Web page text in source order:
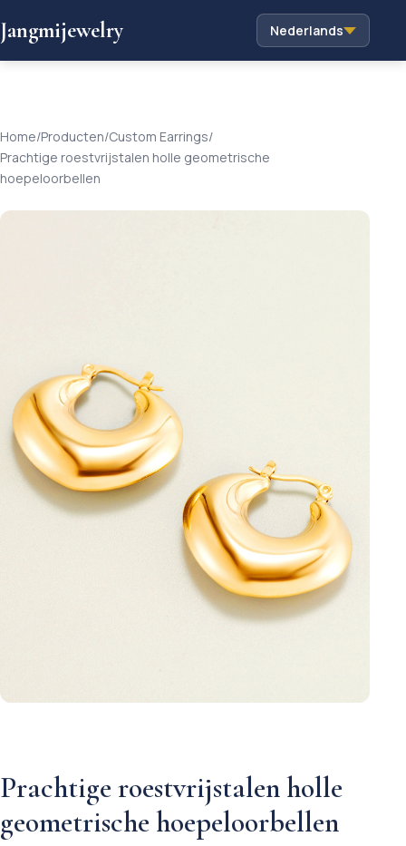
Jangmijewelry Nederlands
Home/Producten/Custom Earrings/
Prachtige roestvrijstalen holle geometrische
hoepeloorbellen
Prachtige roestvrijstalen holle
geometrische hoepeloorbellen